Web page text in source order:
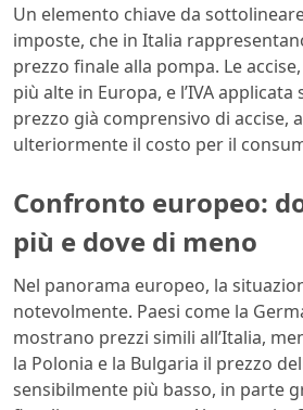
Un elemento chiave da
imposte, che in Italia
prezzo finale alla pompa. Le
più alte in Europa, e l’IVA applicata
prezzo già comprensivo di accise,
ulteriormente il costo per il
Confronto europeo:
più e dove di meno
Nel panorama europeo, la
notevolmente. Paesi come la
mostrano prezzi simili all’Italia,
la Polonia e la Bulgaria il prezzo
sensibilmente più basso, in parte